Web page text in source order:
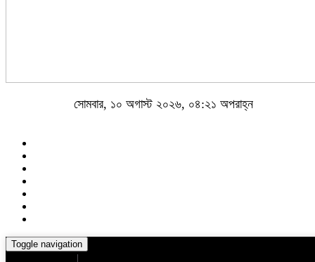
সোমবার, ১০ অগাস্ট ২০২৬, ০৪:২১ অপরাহ্ন
Toggle navigation